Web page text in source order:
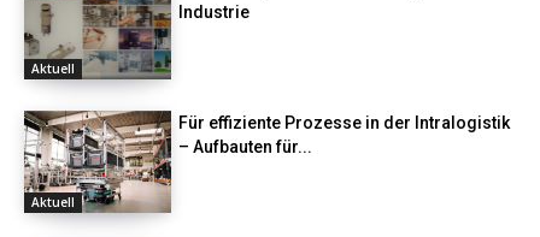
Aktuell
Industrie
Aktuell
Für effiziente Prozesse in der Intralogistik
– Aufbauten für...